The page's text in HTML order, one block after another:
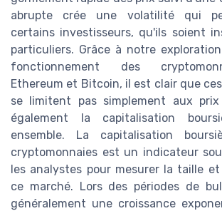
abrupte crée une volatilité qui
certains investisseurs, qu'ils soient
particuliers. Grâce à notre
fonctionnement des
Ethereum et Bitcoin, il est clair que
se limitent pas simplement aux
également la capitalisation
ensemble. La capitalisation
cryptomonnaies est un indicateur
les analystes pour mesurer la taille
ce marché. Lors des périodes de
généralement une croissance